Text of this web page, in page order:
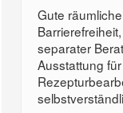
Gute
separater
Ausstattung